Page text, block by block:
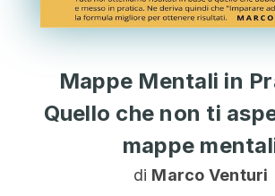
Mappe Mentali in
Quello che non ti
mappe
di Marco Venturi